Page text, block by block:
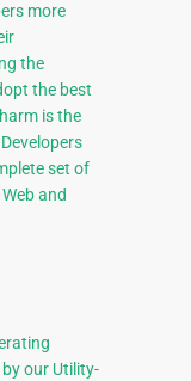
more
the
the best
is the
set of
and
our Utility-